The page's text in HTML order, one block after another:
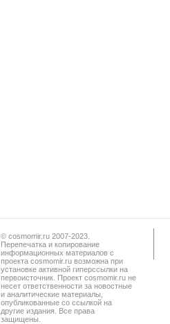
© cosmomir.ru 2007-2023.
Перепечатка и копирование
информационных материалов с
проекта cosmomir.ru возможна при
установке активной гиперссылки на
первоисточник. Проект cosmomir.ru не
несет ответственности за новостные
и аналитические материалы,
опубликованные со ссылкой на
другие издания. Все права
защищены.